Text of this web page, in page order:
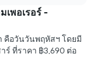
เพอเรอร์ -
คือวันวันพฤหัสฯ โดยมี
ร์ ที่ราคา ฿3,690 ต่อ